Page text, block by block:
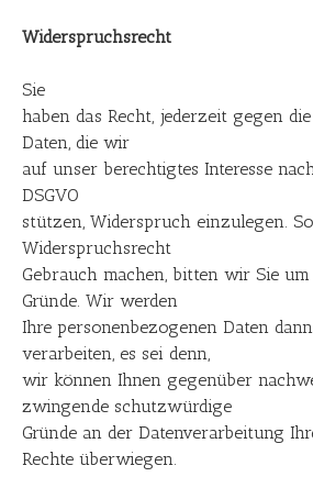
Widerspruchsrecht
Sie
haben das Recht, jederzeit gegen
Daten, die wir
auf unser berechtigtes Interesse
DSGVO
stützen, Widerspruch einzulegen.
Widerspruchsrecht
Gebrauch machen, bitten wir Sie
Gründe. Wir werden
Ihre personenbezogenen Daten
verarbeiten, es sei denn,
wir können Ihnen gegenüber
zwingende schutzwürdige
Gründe an der Datenverarbeitung
Rechte überwiegen.